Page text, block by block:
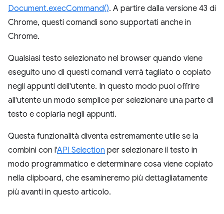
Document.execCommand(). A partire dalla versione 43 di
Chrome, questi comandi sono supportati anche in
Chrome.
Qualsiasi testo selezionato nel browser quando viene
eseguito uno di questi comandi verrà tagliato o copiato
negli appunti dell'utente. In questo modo puoi offrire
all'utente un modo semplice per selezionare una parte di
testo e copiarla negli appunti.
Questa funzionalità diventa estremamente utile se la
combini con l'API Selection per selezionare il testo in
modo programmatico e determinare cosa viene copiato
nella clipboard, che esamineremo più dettagliatamente
più avanti in questo articolo.